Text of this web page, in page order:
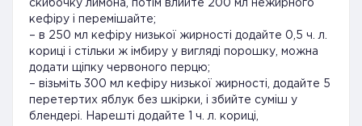
скибочку лимона, потім влийте 200 мл нежирного
кефіру і перемішайте;
– в 250 мл кефіру низької жирності додайте 0,5 ч. л.
кориці і стільки ж імбиру у вигляді порошку, можна
додати щіпку червоного перцю;
– візьміть 300 мл кефіру низької жирності, додайте 5
перетертих яблук без шкірки, і збийте суміш у
блендері. Нарешті додайте 1 ч. л. кориці,